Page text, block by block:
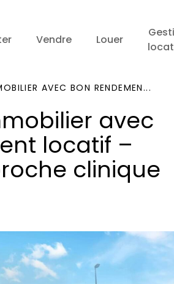
Vendre Louer
AVEC BON RENDEMEN...
avec
locatif –
clinique